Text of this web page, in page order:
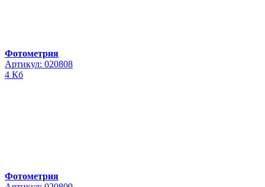
Фотометрия
Артикул: 020808
4 Кб
Фотометрия